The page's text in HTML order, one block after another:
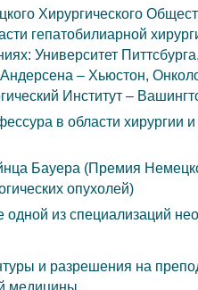
Хирургического
гепатобилиарной
Университет
Андерсена – Хьюстон,
Институт –
в области хирургии
Бауера (Премия
опухолей)
одной из специализаций
и разрешения на
медицины